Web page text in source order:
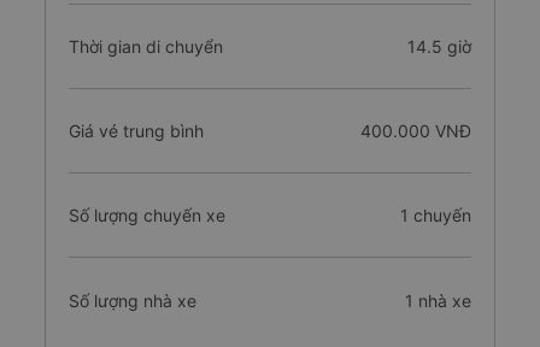
Thời gian di chuyển 14.5 giờ
Giá vé trung bình 400.000 VNĐ
Số lượng chuyến xe 1 chuyến
Số lượng nhà xe 1 nhà xe